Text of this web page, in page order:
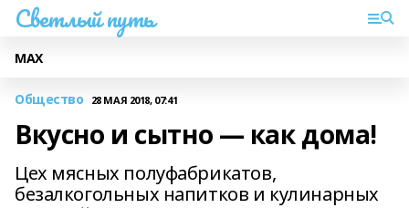
Светлый путь
МАХ
Общество 28 МАЯ 2018, 07:41
Вкусно и сытно — как дома!
Цех мясных полуфабрикатов,
безалкогольных напитков и кулинарных